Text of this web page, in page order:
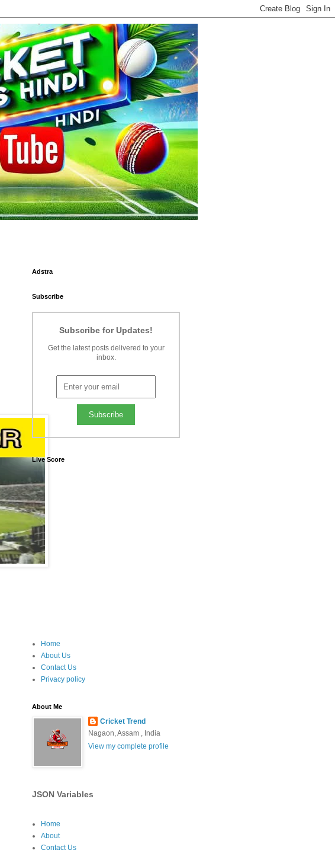
Adstra
Subscribe
Subscribe for Updates!
Get the latest posts delivered to your
inbox.
Live Score
Home
About Us
Contact Us
Privacy policy
About Me
Cricket Trend
Nagaon, Assam , India
View my complete profile
JSON Variables
Home
About
Contact Us